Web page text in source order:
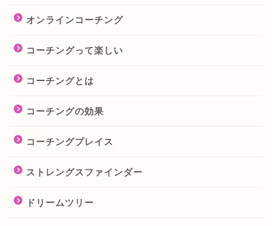
オンラインコーチング
コーチングって楽しい
コーチングとは
コーチングの効果
コーチングプレイス
ストレングスファインダー
ドリームツリー